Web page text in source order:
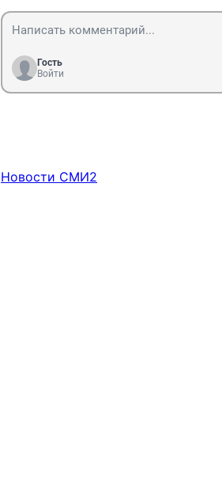
Гость
Войти
Новости СМИ2